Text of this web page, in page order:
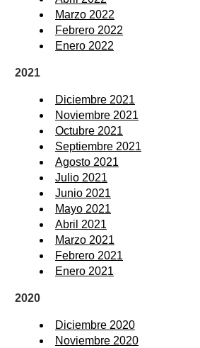
Marzo 2022
Febrero 2022
Enero 2022
2021
Diciembre 2021
Noviembre 2021
Octubre 2021
Septiembre 2021
Agosto 2021
Julio 2021
Junio 2021
Mayo 2021
Abril 2021
Marzo 2021
Febrero 2021
Enero 2021
2020
Diciembre 2020
Noviembre 2020